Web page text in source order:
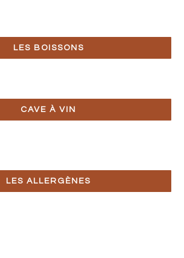
LES BOISSONS
CAVE À VIN
LES ALLERGÈNES